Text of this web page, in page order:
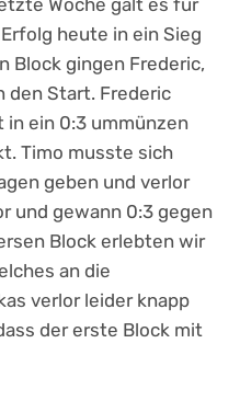
Woche galt es für
heute in ein Sieg
Block gingen Frederic,
den Start. Frederic
ein 0:3 ummünzen
Timo musste sich
geben und verlor
und gewann 0:3 gegen
Block erlebten wir
an die
verlor leider knapp
der erste Block mit